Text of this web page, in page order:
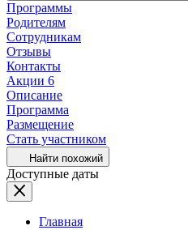
Программы
Родителям
Сотрудникам
Отзывы
Контакты
Акции 6
Описание
Программа
Размещение
Стать участником
Найти похожий
Доступные даты
Главная